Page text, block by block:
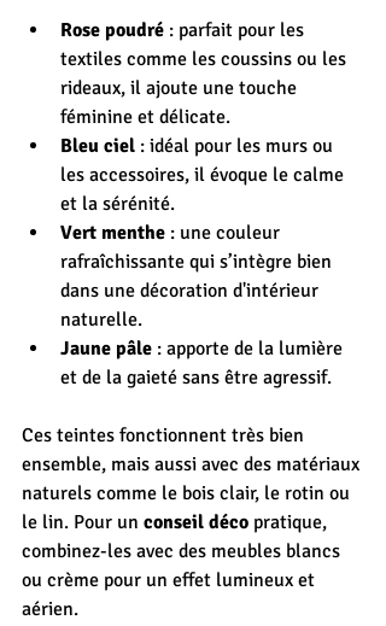
Rose poudré : parfait pour les
textiles comme les coussins ou les
rideaux, il ajoute une touche
féminine et délicate.
Bleu ciel : idéal pour les murs ou
les accessoires, il évoque le calme
et la sérénité.
Vert menthe : une couleur
rafraîchissante qui s’intègre bien
dans une décoration d'intérieur
naturelle.
Jaune pâle : apporte de la lumière
et de la gaieté sans être agressif.
Ces teintes fonctionnent très bien
ensemble, mais aussi avec des matériaux
naturels comme le bois clair, le rotin ou
le lin. Pour un conseil déco pratique,
combinez-les avec des meubles blancs
ou crème pour un effet lumineux et
aérien.